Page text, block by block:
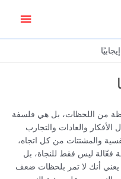
من اللحظات، بل هي فلسفة
والعادات والتجارب
والمشتتات من كل اتجاه،
فعّالة ليس فقط للنجاة، بل
يعني أنك لا تمر بلحظات ضعف